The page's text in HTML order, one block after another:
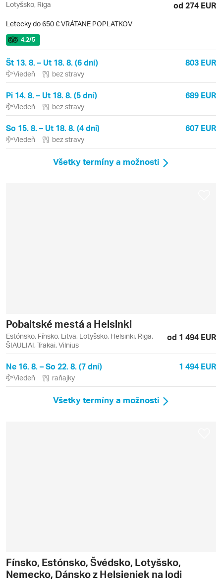
Lotyšsko, Riga od 274 EUR
Letecky do 650 € VRÁTANE POPLATKOV
4.2/5
Št 13. 8. – Ut 18. 8. (6 dní) 803 EUR
Viedeň bez stravy
Pi 14. 8. – Ut 18. 8. (5 dní) 689 EUR
Viedeň bez stravy
So 15. 8. – Ut 18. 8. (4 dni) 607 EUR
Viedeň bez stravy
Všetky termíny a možnosti
Pobaltské mestá a Helsinki
Estónsko, Fínsko, Litva, Lotyšsko, Helsinki, Riga,
ŠIAULIAI, Trakai, Vilnius
od 1 494 EUR
Ne 16. 8. – So 22. 8. (7 dní) 1 494 EUR
Viedeň raňajky
Všetky termíny a možnosti
Fínsko, Estónsko, Švédsko, Lotyšsko,
Nemecko, Dánsko z Helsieniek na lodi